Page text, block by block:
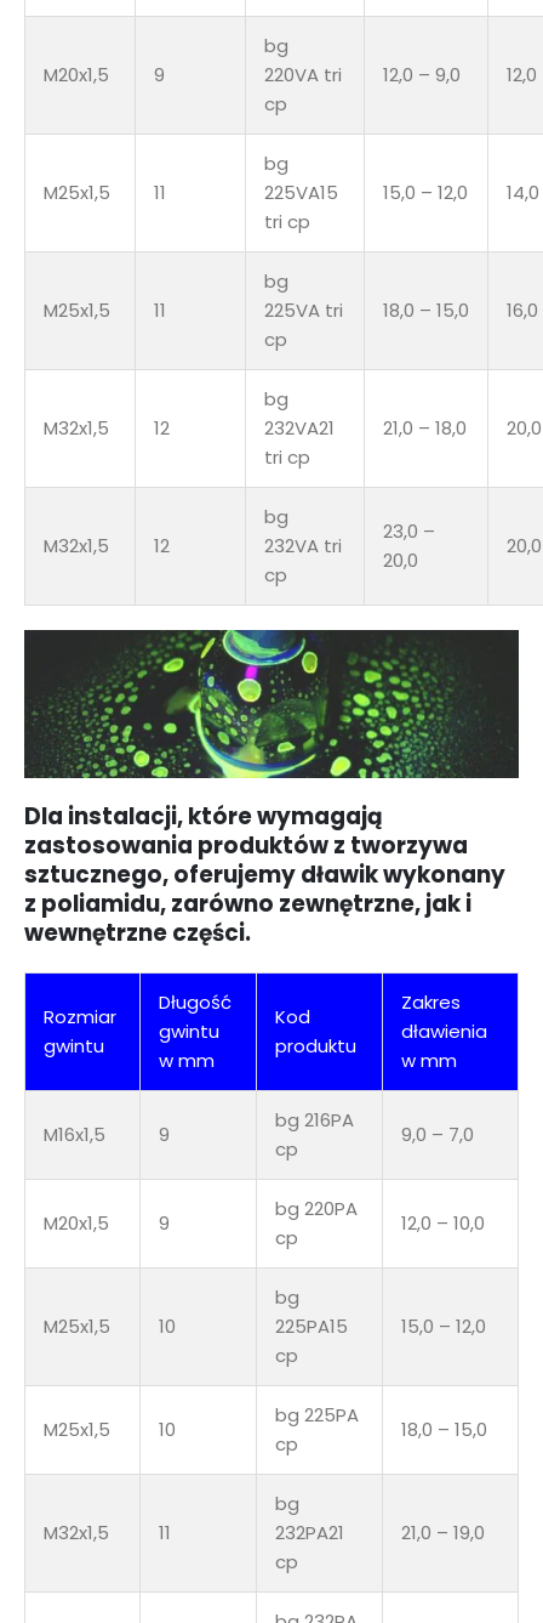
M20x1,5 9
bg
220VA tri
cp
12,0 – 9,0
M25x1,5 11
bg
225VA15
tri cp
15,0 – 12,0
M25x1,5 11
bg
225VA tri
cp
18,0 – 15,0
M32x1,5 12
bg
232VA21
tri cp
21,0 – 18,0
M32x1,5 12
bg
232VA tri
cp
23,0 –
20,0
Dla instalacji, które wymagają
zastosowania produktów z tworzywa
sztucznego, oferujemy dławik wykonany
z poliamidu, zarówno zewnętrzne, jak i
wewnętrzne części.
Rozmiar
gwintu
Długość
gwintu
w mm
Kod
produktu
Zakres
dławienia
w mm
M16x1,5 9
bg 216PA
cp
9,0 – 7,0
M20x1,5 9
bg 220PA
cp
12,0 – 10,0
M25x1,5 10
bg
225PA15
cp
15,0 – 12,0
M25x1,5 10
bg 225PA
cp
18,0 – 15,0
M32x1,5 11
bg
232PA21
cp
21,0 – 19,0